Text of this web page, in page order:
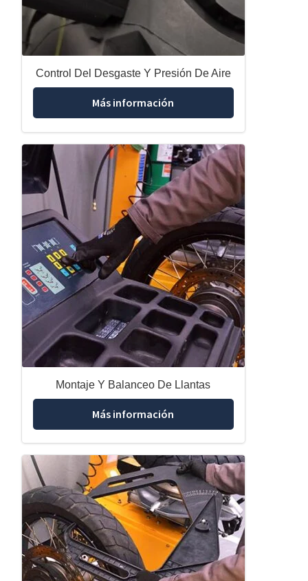
Control Del Desgaste Y Presión De Aire
Más información
Montaje Y Balanceo De Llantas
Más información